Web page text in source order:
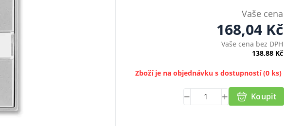
Vaše cena
168,04 Kč
Vaše cena bez DPH
138,88 Kč
Zboží je na objednávku s dostupností(0 ks)
Koupit